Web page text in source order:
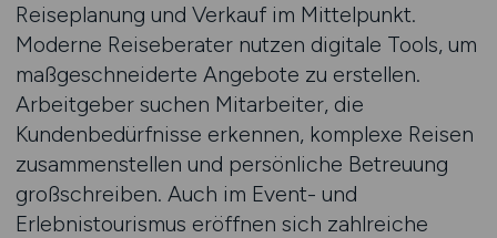
Reiseplanung und Verkauf im Mittelpunkt.
Moderne Reiseberater nutzen digitale Tools, um
maßgeschneiderte Angebote zu erstellen.
Arbeitgeber suchen Mitarbeiter, die
Kundenbedürfnisse erkennen, komplexe Reisen
zusammenstellen und persönliche Betreuung
großschreiben. Auch im Event- und
Erlebnistourismus eröffnen sich zahlreiche